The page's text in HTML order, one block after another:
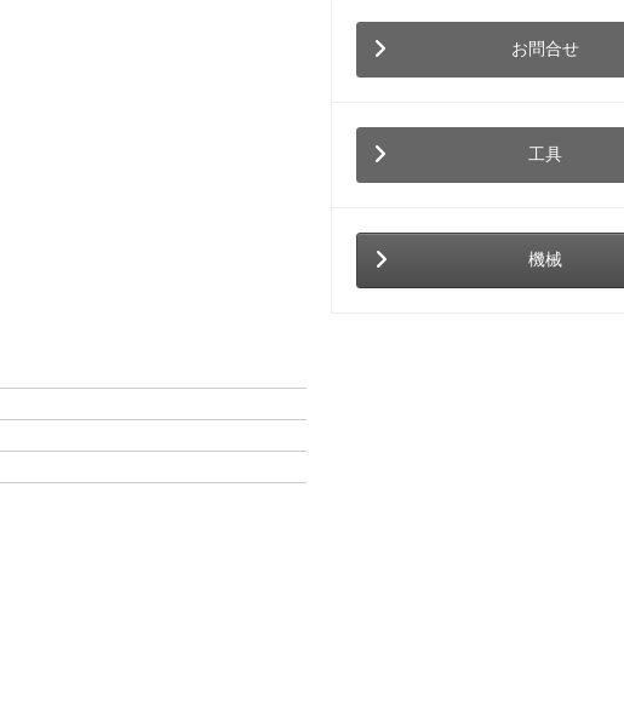
お問合せ
工具
機械